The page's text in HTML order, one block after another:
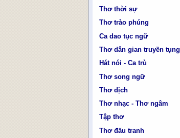
Thơ thời sự
Thơ trào phúng
Ca dao tục ngữ
Thơ dân gian truyền tụng
Hát nói - Ca trù
Thơ song ngữ
Thơ dịch
Thơ nhạc - Thơ ngâm
Tập thơ
Thơ đấu tranh